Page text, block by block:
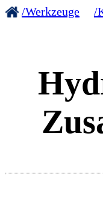
/Werkzeuge /